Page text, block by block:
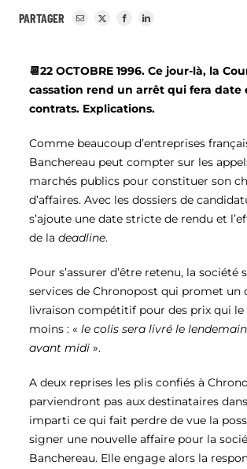
PARTAGER
📆22 OCTOBRE 1996. Ce jour-là, la
cassation rend un arrêt qui fera date
contrats. Explications.
Comme beaucoup d’entreprises
Banchereau peut compter sur les
marchés publics pour constituer son
d’affaires. Avec les dossiers de
s’ajoute une date stricte de rendu et
de la deadline.
Pour s’assurer d’être retenu, la société
services de Chronopost qui promet un
livraison compétitif pour des prix qui le
moins : « le colis sera livré le
avant midi ».
A deux reprises les plis confiés à
parviendront pas aux destinataires
imparti ce qui fait perdre de vue la
signer une nouvelle affaire pour la
Banchereau. Elle engage alors la